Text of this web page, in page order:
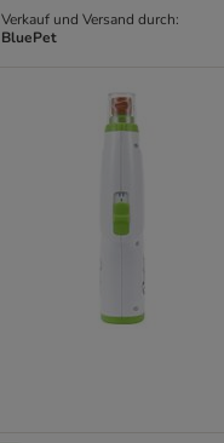
Verkauf und Versand durch:
BluePet